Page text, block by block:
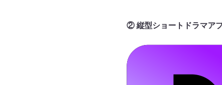
② 縦型ショートドラマア